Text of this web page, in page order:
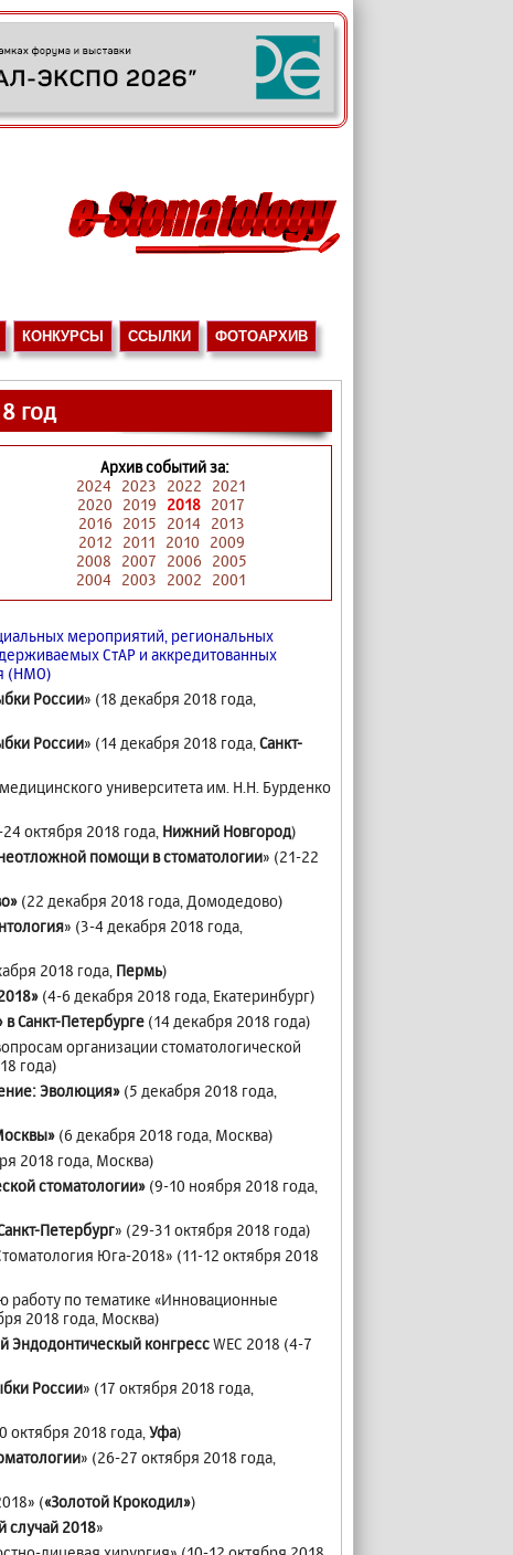
КОНКУРСЫ ССЫЛКИ ФОТОАРХИВ
год
Архив событий за:
2024
2023 2022
2021
2020
2019 2018 2017
2016
2015 2014
2013
2012
2011 2010
2009
2008
2007 2006
2005
2004
2003 2002 2001
мероприятий, региональных
СтАР и аккредитованных
(НМО)
России» (18 декабря 2018 года,
России» (14 декабря 2018 года, Санкт-
университета им. Н.Н. Бурденко
октября 2018 года, Нижний Новгород)
помощи в стоматологии» (21-22
(22 декабря 2018 года, Домодедово)
» (3-4 декабря 2018 года,
2018 года, Пермь)
(4-6 декабря 2018 года, Екатеринбург)
Санкт-Петербурге (14 декабря 2018 года)
организации стоматологической
года)
Эволюция» (5 декабря 2018 года,
(6 декабря 2018 года, Москва)
2018 года, Москва)
стоматологии» (9-10 ноября 2018 года,
Петербург» (29-31 октября 2018 года)
Юга-2018» (11-12 октября 2018
работу по тематике «Инновационные
2018 года, Москва)
Эндодонтическый конгрессWEC 2018 (4-7
России» (17 октября 2018 года,
октября 2018 года, Уфа)
» (26-27 октября 2018 года,
(«Золотой Крокодил»)
случай 2018»